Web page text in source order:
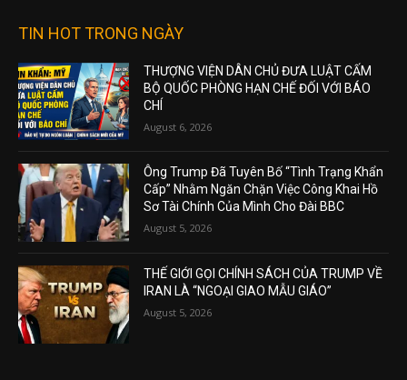
TIN HOT TRONG NGÀY
THƯỢNG VIỆN DÂN CHỦ ĐƯA LUẬT CẤM
BỘ QUỐC PHÒNG HẠN CHẾ ĐỐI VỚI BÁO
CHÍ
August 6, 2026
Ông Trump Đã Tuyên Bố “Tình Trạng Khẩn
Cấp” Nhằm Ngăn Chặn Việc Công Khai Hồ
Sơ Tài Chính Của Mình Cho Đài BBC
August 5, 2026
THẾ GIỚI GỌI CHÍNH SÁCH CỦA TRUMP VỀ
IRAN LÀ “NGOẠI GIAO MẪU GIÁO”
August 5, 2026